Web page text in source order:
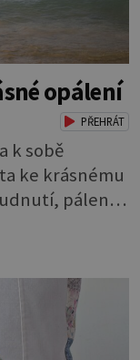
opálení
PŘEHRÁT
k sobě
ke krásnému
pálení a
není
reakcí na
aby pleť i
a opálení
s přípravou